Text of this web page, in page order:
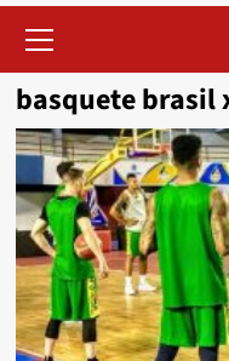
Menu
basquete brasil